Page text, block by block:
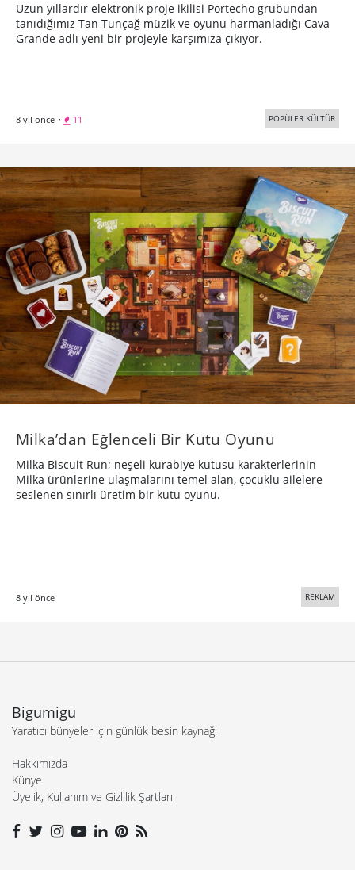
Uzun yıllardır elektronik proje ikilisi Portecho grubundan
tanıdığımız Tan Tunçağ müzik ve oyunu harmanladığı Cava
Grande adlı yeni bir projeyle karşımıza çıkıyor.
8 yıl önce · 11 POPÜLER KÜLTÜR
Milka’dan Eğlenceli Bir Kutu Oyunu
Milka Biscuit Run; neşeli kurabiye kutusu karakterlerinin
Milka ürünlerine ulaşmalarını temel alan, çocuklu ailelere
seslenen sınırlı üretim bir kutu oyunu.
8 yıl önce REKLAM
Bigumigu
Yaratıcı bünyeler için günlük besin kaynağı
Hakkımızda
Künye
Üyelik, Kullanım ve Gizlilik Şartları